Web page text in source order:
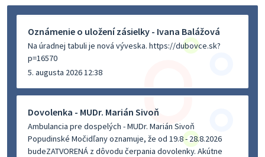
Oznámenie o uložení zásielky - Ivana Balážová
Na úradnej tabuli je nová výveska. https://dubovce.sk?
p=16570
5. augusta 2026 12:38
Dovolenka - MUDr. Marián Sivoň
Ambulancia pre dospelých - MUDr. Marián Sivoň
Popudinské Močidľany oznamuje, že od 19.8 - 28.8.2026
budeZATVORENÁ z dôvodu čerpania dovolenky. Akútne